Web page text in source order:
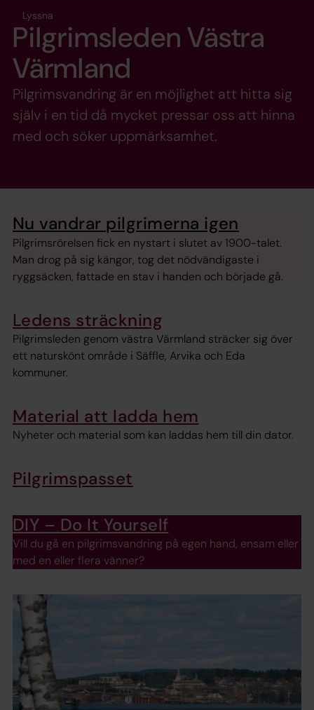
Lyssna
Pilgrimsleden Västra
Värmland
Pilgrimsvandring är en möjlighet att hitta sig
själv i en tid då mycket pressar oss att hinna
med och söker uppmärksamhet.
Nu vandrar pilgrimerna igen
Pilgrimsrörelsen fick en nystart i slutet av 1900-talet.
Man drog på sig kängor, tog det nödvändigaste i
ryggsäcken, fattade en stav i handen och började gå.
Ledens sträckning
Pilgrimsleden genom västra Värmland sträcker sig över
ett naturskönt område i Säffle, Arvika och Eda
kommuner.
Material att ladda hem
Nyheter och material som kan laddas hem till din dator.
Pilgrimspasset
DIY – Do It Yourself
Vill du gå en pilgrimsvandring på egen hand, ensam eller
med en eller flera vänner?